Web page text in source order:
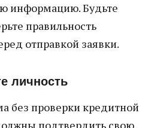
информацию. Будьте
правильность
отправкой заявки.
личность
без проверки кредитной
подтвердить свою